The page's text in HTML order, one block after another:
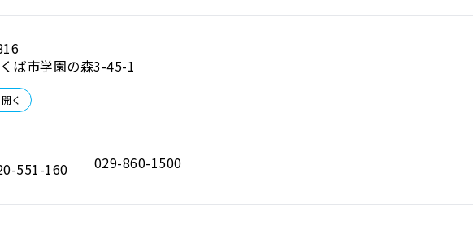
ば市学園の森3-45-1
く
551-160 029-860-1500